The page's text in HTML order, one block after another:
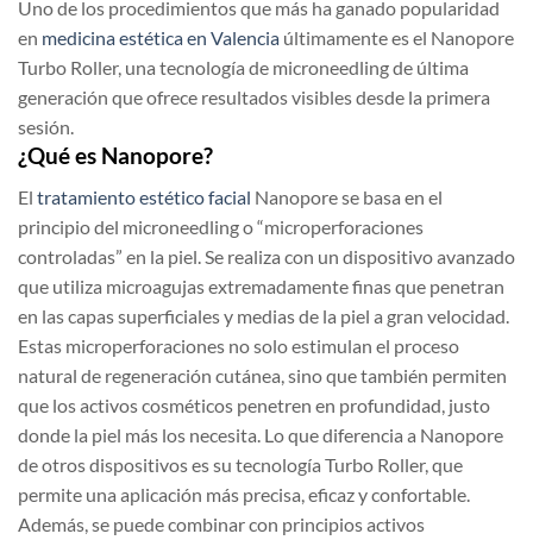
Uno de los procedimientos que más ha ganado popularidad
en medicina estética en Valencia últimamente es el Nanopore
Turbo Roller, una tecnología de microneedling de última
generación que ofrece resultados visibles desde la primera
sesión.
¿Qué es Nanopore?
El tratamiento estético facial Nanopore se basa en el
principio del microneedling o “microperforaciones
controladas” en la piel. Se realiza con un dispositivo avanzado
que utiliza microagujas extremadamente finas que penetran
en las capas superficiales y medias de la piel a gran velocidad.
Estas microperforaciones no solo estimulan el proceso
natural de regeneración cutánea, sino que también permiten
que los activos cosméticos penetren en profundidad, justo
donde la piel más los necesita. Lo que diferencia a Nanopore
de otros dispositivos es su tecnología Turbo Roller, que
permite una aplicación más precisa, eficaz y confortable.
Además, se puede combinar con principios activos